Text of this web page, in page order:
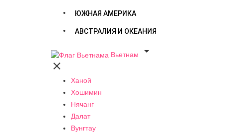
ЮЖНАЯ АМЕРИКА
АВСТРАЛИЯ И ОКЕАНИЯ
Вьетнам


Ханой
Хошимин
Нячанг
Далат
Вунгтау